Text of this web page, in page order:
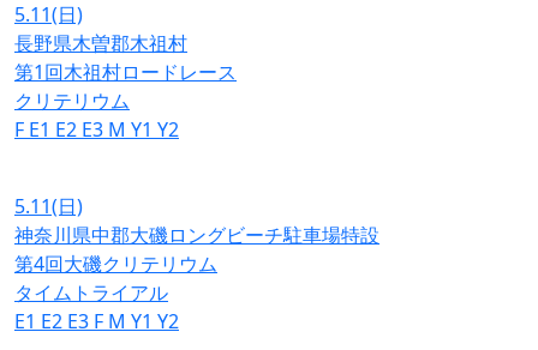
5.11(日)
長野県木曽郡木祖村
第1回木祖村ロードレース
クリテリウム
F E1 E2 E3 M Y1 Y2
5.11(日)
神奈川県中郡大磯ロングビーチ駐車場特設
第4回大磯クリテリウム
タイムトライアル
E1 E2 E3 F M Y1 Y2